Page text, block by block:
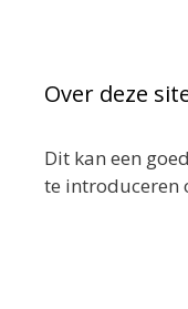
Over deze
Dit kan een
te introduceren